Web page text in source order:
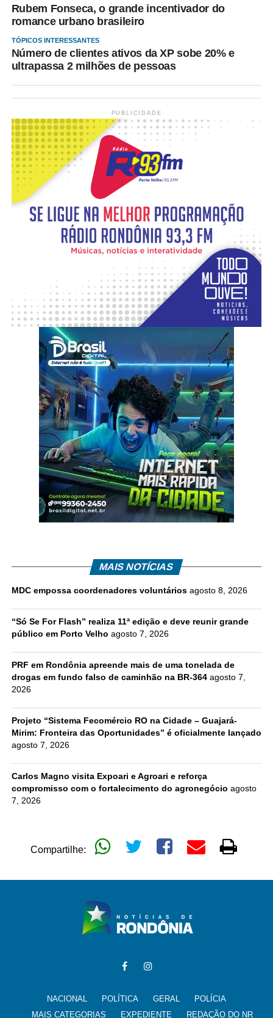
Rubem Fonseca, o grande incentivador do
romance urbano brasileiro
TÓPICOS INTERESSANTES
Número de clientes ativos da XP sobe 20% e
ultrapassa 2 milhões de pessoas
PUBLICIDADE
MAIS NOTÍCIAS
MDC empossa coordenadores voluntários agosto 8, 2026
“Só Se For Flash” realiza 11ª edição e deve reunir grande
público em Porto Velho agosto 7, 2026
PRF em Rondônia apreende mais de uma tonelada de
drogas em fundo falso de caminhão na BR-364 agosto 7,
2026
Projeto “Sistema Fecomércio RO na Cidade – Guajará-
Mirim: Fronteira das Oportunidades” é oficialmente lançado
agosto 7, 2026
Carlos Magno visita Expoari e Agroari e reforça
compromisso com o fortalecimento do agronegócio agosto
7, 2026
Compartilhe:
NACIONAL POLÍTICA GERAL
POLÍCIA
MAIS CATEGORIAS
EXPEDIENTE REDAÇÃO DO NR